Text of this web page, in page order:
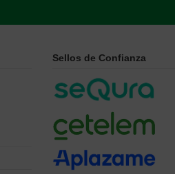
Sellos de Confianza